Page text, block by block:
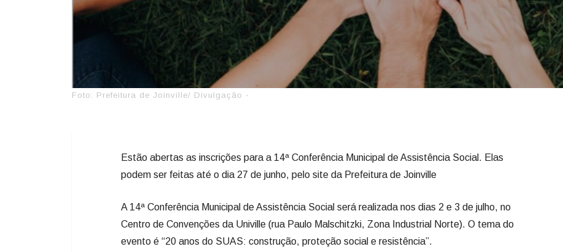
Foto: Prefeitura de Joinville/ Divulgação -
Estão abertas as inscrições para a 14ª Conferência Municipal de Assistência Social. Elas
podem ser feitas até o dia 27 de junho, pelo site da Prefeitura de Joinville
A 14ª Conferência Municipal de Assistência Social será realizada nos dias 2 e 3 de julho, no
Centro de Convenções da Univille (rua Paulo Malschitzki, Zona Industrial Norte). O tema do
evento é “20 anos do SUAS: construção, proteção social e resistência”.